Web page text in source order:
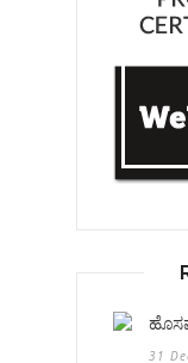
31